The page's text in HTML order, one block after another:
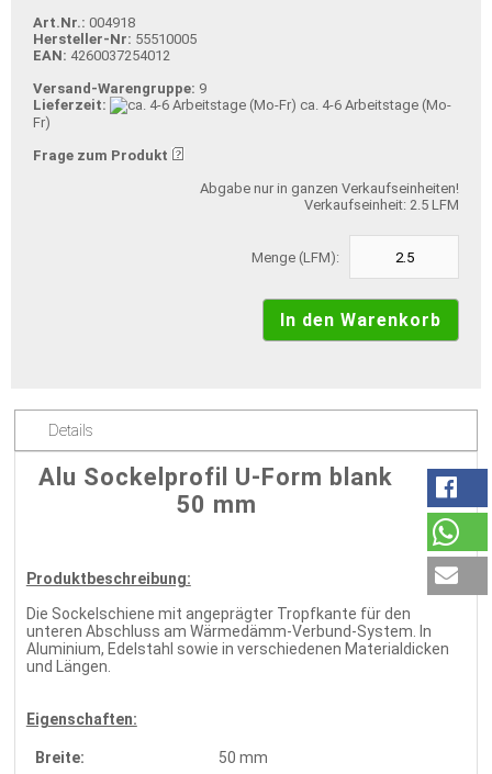
Art.Nr.: 004918
Hersteller-Nr: 55510005
EAN: 4260037254012
Versand-Warengruppe: 9
Lieferzeit:
ca. 4-6 Arbeitstage (Mo-
Fr)
Frage zum Produkt
Abgabe nur in ganzen Verkaufseinheiten!
Verkaufseinheit: 2.5 LFM
Menge (LFM):
Details
Alu Sockelprofil U-Form blank
50 mm
Produktbeschreibung:
Die Sockelschiene mit angeprägter Tropfkante für den
unteren Abschluss am Wärmedämm-Verbund-System. In
Aluminium, Edelstahl sowie in verschiedenen Materialdicken
und Längen.
Eigenschaften:
Breite:
50 mm